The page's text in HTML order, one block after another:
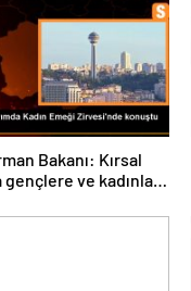
Bakanı: Kırsal
gençlere ve kadınlara